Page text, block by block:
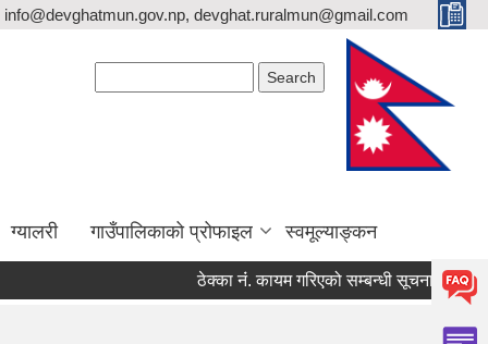
info@devghatmun.gov.np, devghat.ruralmun@gmail.com
ग्यालरी गाउँपालिकाको प्रोफाइल स्वमूल्याङ्कन
ठेक्का नंं. कायम गरिएको सम्बन्धी सूचना !